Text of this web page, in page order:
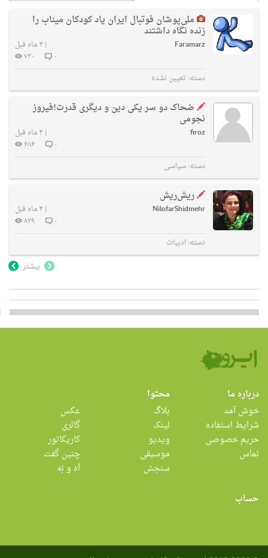
ملی‌پوشان فوتبال ایران یاد کودکان میناب را
زنده نگاه داشتند
Faramarz
| ۴ ماه قبل
۰
۷۳۰
دسته: تعیین نشده
ضحاک دو سر یکی دین و دیگری قدرت!فیروز
نجومی
firoz
| ۴ ماه قبل
۰
۶۸۶
دسته:سیاسی
ریش‌ریش
NilofarShidmehr
| ۴ ماه قبل
۰
۸۲۹
دسته:ادبیات
بیشتر
درباره ما
خوش آمد
شرایط استفاده
حریم خصوصی
تماس
محتوا
بلاگ
لینک
ویدیو
موسیقی
سنجش
عکس
گالری
کاریکاتور
چنین گفت
اَه و بَه
حساب